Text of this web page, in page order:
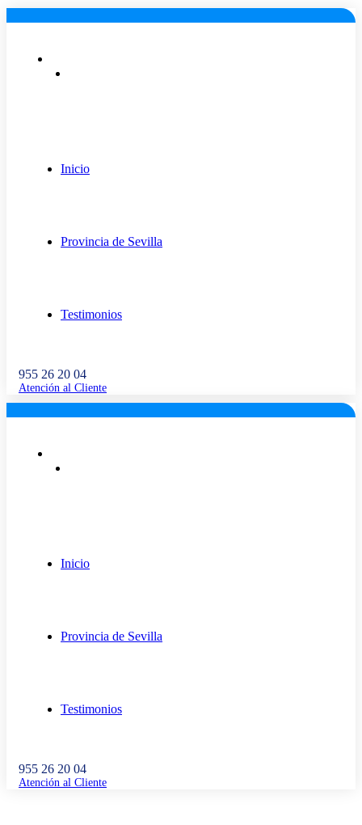
Inicio
Provincia de Sevilla
Testimonios
955 26 20 04
Atención al Cliente
Inicio
Provincia de Sevilla
Testimonios
955 26 20 04
Atención al Cliente